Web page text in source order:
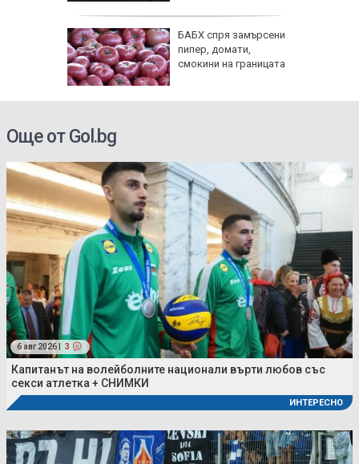
БАБХ спря замърсени
пипер, домати,
смокини на границата
Още от Gol.bg
6 авг 2026 | 3
Капитанът на волейболните национали върти любов със
секси атлетка + СНИМКИ
ИНТЕРЕСНО